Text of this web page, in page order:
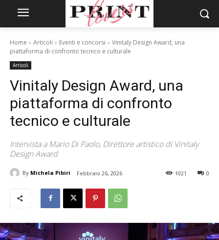
Home Articoli Eventi e concorsi
Vinitaly Design Award, una
piattaforma di confronto tecnico e culturale
Articoli
Vinitaly Design Award, una
piattaforma di confronto
tecnico e culturale
Intervista a Mario Di Paolo, Direttore artistico di Vinitaly
Design Award
By Michela Pibiri Febbraio 26, 2026 0
1021